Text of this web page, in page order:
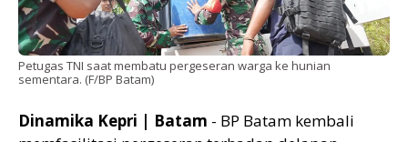
Petugas TNI saat membatu pergeseran warga ke hunian
sementara. (F/BP Batam)
Dinamika Kepri | Batam - BP Batam kembali